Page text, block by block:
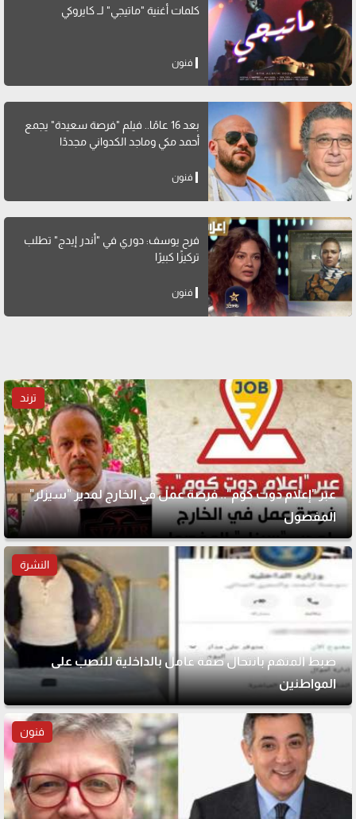
كلمات أغنية "ماتيجي" لــ كايروكي
فنون
بعد 16 عامًا.. فيلم "فرصة سعيدة" يجمع
أحمد مكي وماجد الكدواني مجددًا
فنون
فرح يوسف: دوري في "أندر إيدج" تطلب
تركيزًا كبيرًا
فنون
ترند
عبر "إعلام دوت كوم".. فرصة عمل في الخارج لمدير "سيزلر"
المفصول
النشرة
ضبط المتهم بانتحال صفة عامل بالداخلية للنصب على
المواطنين
فنون